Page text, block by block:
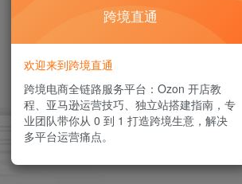
跨境直通
欢迎来到跨境直通
跨境电商全链路服务平台：Ozon 开店教
程、亚马逊运营技巧、独立站搭建指南，专
业团队带你从 0 到 1 打造跨境生意，解决
多平台运营痛点。